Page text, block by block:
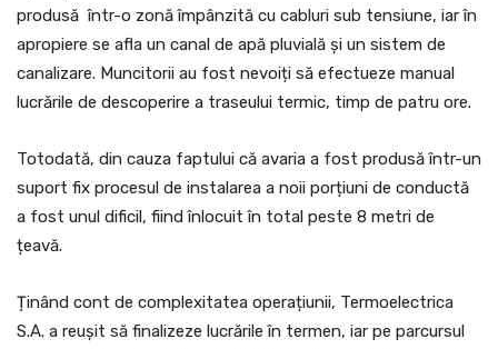
produsă într-o zonă împânzită cu cabluri sub tensiune, iar în
apropiere se afla un canal de apă pluvială și un sistem de
canalizare. Muncitorii au fost nevoiți să efectueze manual
lucrările de descoperire a traseului termic, timp de patru ore.
Totodată, din cauza faptului că avaria a fost produsă într-un
suport fix procesul de instalarea a noii porțiuni de conductă
a fost unul dificil, fiind înlocuit în total peste 8 metri de
țeavă.
Ținând cont de complexitatea operațiunii, Termoelectrica
S.A. a reușit să finalizeze lucrările în termen, iar pe parcursul